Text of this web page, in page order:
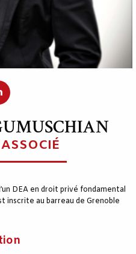
DEA en droit privé fondamental
inscrite au barreau de Grenoble